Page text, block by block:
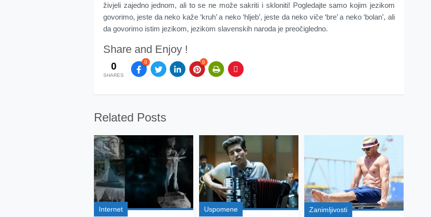
živjeli zajedno jednom, ali to se ne može sakriti i skloniti! Pogledajte samo kojim jezikom
govorimo, jeste da neko kaže ‘kruh’ a neko ‘hljeb’, jeste da neko viče ‘bre’ a neko ‘bolan’, ali
da govorimo istim jezikom, jezikom slavenskih naroda je preočigledno.
Share and Enjoy !
0
SHARES
0 0
Related Posts
Internet Uspomene Zanimljivosti